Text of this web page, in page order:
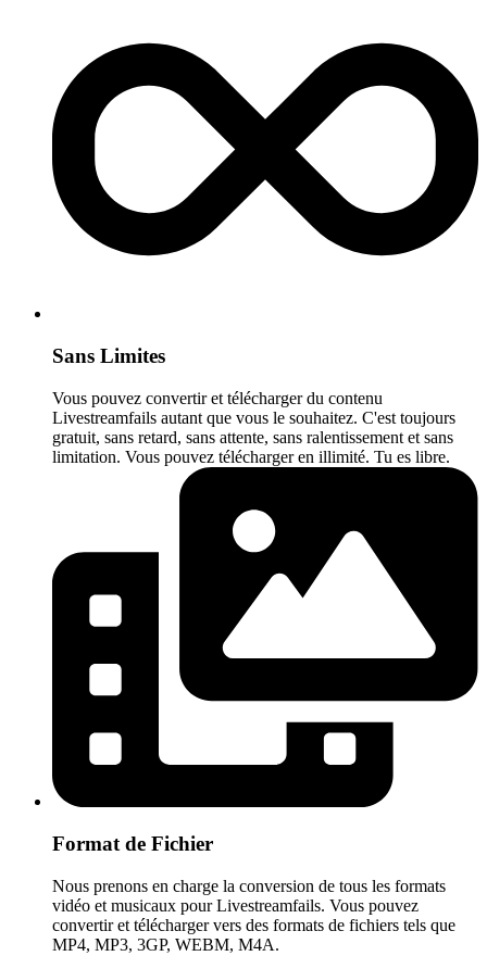
Sans Limites
Vous pouvez convertir et télécharger du contenu
Livestreamfails autant que vous le souhaitez. C'est toujours
gratuit, sans retard, sans attente, sans ralentissement et sans
limitation. Vous pouvez télécharger en illimité. Tu es libre.
Format de Fichier
Nous prenons en charge la conversion de tous les formats
vidéo et musicaux pour Livestreamfails. Vous pouvez
convertir et télécharger vers des formats de fichiers tels que
MP4, MP3, 3GP, WEBM, M4A.